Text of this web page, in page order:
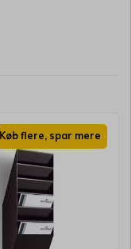
Køb flere, spar mere